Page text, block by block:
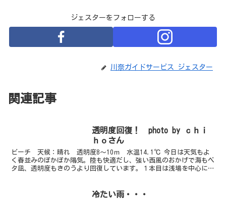
ジェスターをフォローする
川奈ガイドサービス ジェスター
関連記事
透明度回復！ photo by ｃｈｉ
ｈｏさん
ビーチ 天候：晴れ 透明度8～10ｍ 水温14.1℃ 今日は天気もよ
く春並みのぽかぽか陽気。陸も快適だし、強い西風のおかげで海もベ
タ凪、透明度もきのうより回復しています。１本目は浅場を中心に、
冷たい雨・・・